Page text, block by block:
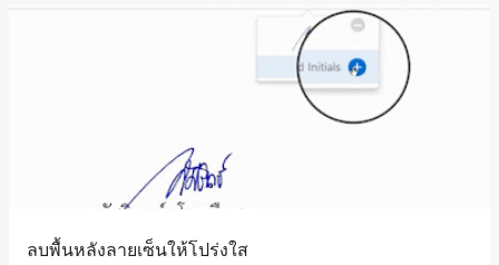
ลบพื้นหลังลายเซ็นให้โปร่งใส